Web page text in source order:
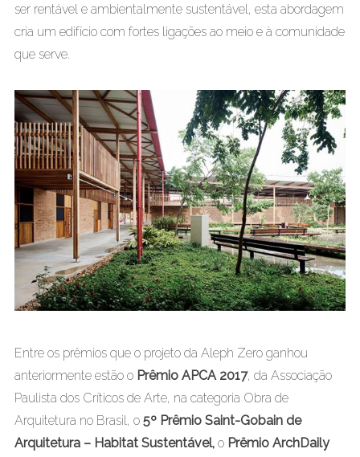
ser rentável e ambientalmente sustentável, esta abordagem
cria um edifício com fortes ligações ao meio e à comunidade
que serve.
Entre os prêmios que o projeto da Aleph Zero ganhou
anteriormente estão o Prêmio APCA 2017, da Associação
Paulista dos Críticos de Arte, na categoria Obra de
Arquitetura no Brasil, o 5º Prêmio Saint-Gobain de
Arquitetura – Habitat Sustentável,o Prêmio ArchDaily